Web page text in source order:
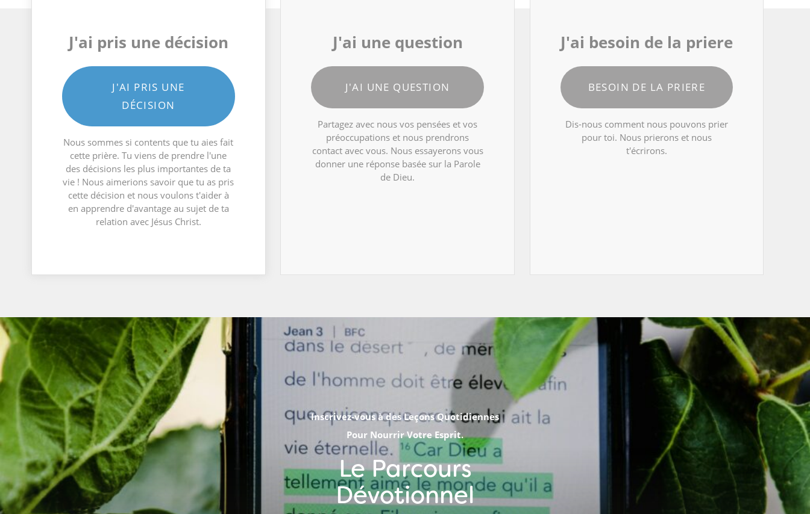
J'ai pris une décision
J'AI PRIS UNE
DÉCISION
Nous sommes si contents que tu aies fait
cette prière. Tu viens de prendre l'une
des décisions les plus importantes de ta
vie ! Nous aimerions savoir que tu as pris
cette décision et nous voulons t'aider à
en apprendre d'avantage au sujet de ta
relation avec Jésus Christ.
J'ai une question
J'AI UNE QUESTION
Partagez avec nous vos pensées et vos
préoccupations et nous prendrons
contact avec vous. Nous essayerons vous
donner une réponse basée sur la Parole
de Dieu.
J'ai besoin de la priere
BESOIN DE LA PRIERE
Dis-nous comment nous pouvons prier
pour toi. Nous prierons et nous
t'écrirons.
Inscrivez-vous à des Leçons Quotidiennes
Pour Nourrir Votre Esprit.
Le Parcours
Dévotionnel